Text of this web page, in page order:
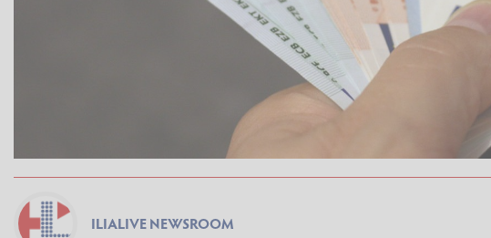
ILIALIVE NEWSROOM